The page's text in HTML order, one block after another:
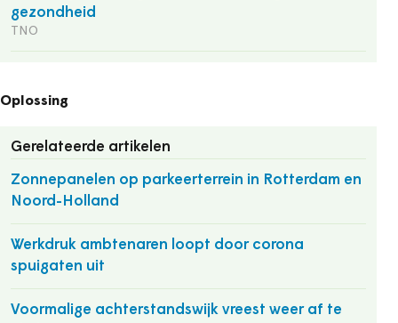
gezondheid
TNO
Oplossing
Gerelateerde artikelen
Zonnepanelen op parkeerterrein in Rotterdam en
Noord-Holland
Werkdruk ambtenaren loopt door corona
spuigaten uit
Voormalige achterstandswijk vreest weer af te